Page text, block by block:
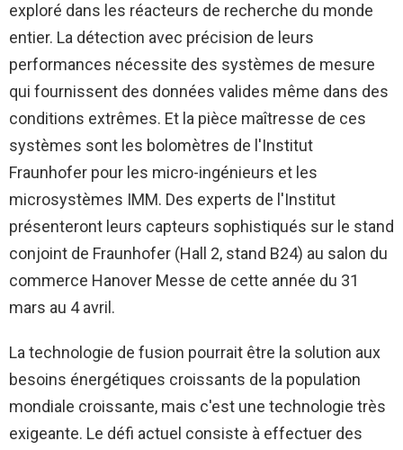
exploré dans les réacteurs de recherche du monde
entier. La détection avec précision de leurs
performances nécessite des systèmes de mesure
qui fournissent des données valides même dans des
conditions extrêmes. Et la pièce maîtresse de ces
systèmes sont les bolomètres de l'Institut
Fraunhofer pour les micro-ingénieurs et les
microsystèmes IMM. Des experts de l'Institut
présenteront leurs capteurs sophistiqués sur le stand
conjoint de Fraunhofer (Hall 2, stand B24) au salon du
commerce Hanover Messe de cette année du 31
mars au 4 avril.
La technologie de fusion pourrait être la solution aux
besoins énergétiques croissants de la population
mondiale croissante, mais c'est une technologie très
exigeante. Le défi actuel consiste à effectuer des